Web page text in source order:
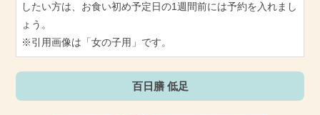
したい方は、お食い初め予定日の1週間前には予約を入れまし
ょう。
※引用画像は「女の子用」です。
百日膳 低足